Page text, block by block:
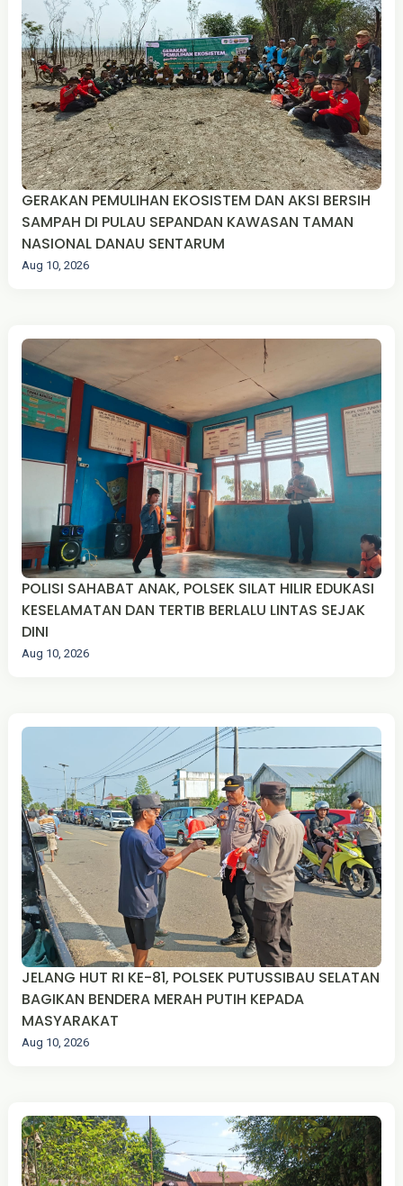
GERAKAN PEMULIHAN EKOSISTEM DAN AKSI BERSIH
SAMPAH DI PULAU SE­PANDAN KAWASAN TAMAN
NASIONAL DANAU SENTARUM
Aug 10, 2026
POLISI SAHABAT ANAK, POLSEK SILAT HILIR EDUKASI
KESELAMATAN DAN TERTIB BERLALU LINTAS SEJAK
DINI
Aug 10, 2026
JELANG HUT RI KE-81, POLSEK PUTUSSIBAU SELATAN
BAGIKAN BENDERA MERAH PUTIH KEPADA
MASYARAKAT
Aug 10, 2026